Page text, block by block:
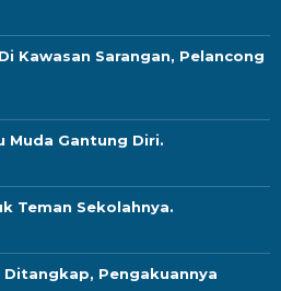
Kawasan Sarangan, Pelancong
Muda Gantung Diri.
Teman Sekolahnya.
Ditangkap, Pengakuannya